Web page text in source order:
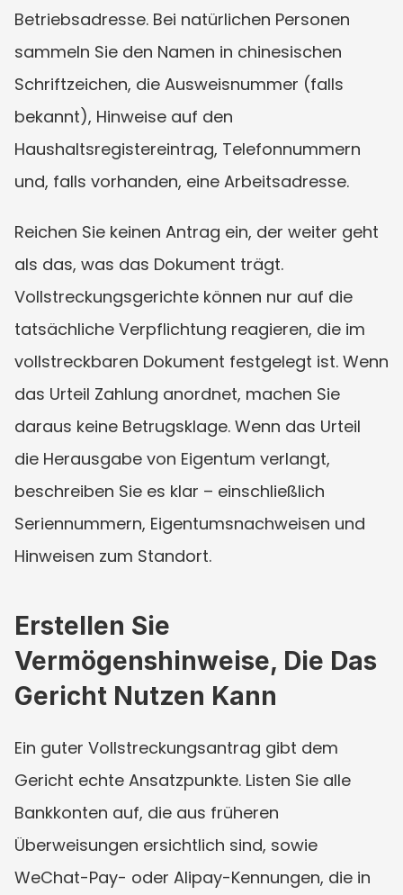
Betriebsadresse. Bei natürlichen Personen
sammeln Sie den Namen in chinesischen
Schriftzeichen, die Ausweisnummer (falls
bekannt), Hinweise auf den
Haushaltsregistereintrag, Telefonnummern
und, falls vorhanden, eine Arbeitsadresse.
Reichen Sie keinen Antrag ein, der weiter geht
als das, was das Dokument trägt.
Vollstreckungsgerichte können nur auf die
tatsächliche Verpflichtung reagieren, die im
vollstreckbaren Dokument festgelegt ist. Wenn
das Urteil Zahlung anordnet, machen Sie
daraus keine Betrugsklage. Wenn das Urteil
die Herausgabe von Eigentum verlangt,
beschreiben Sie es klar – einschließlich
Seriennummern, Eigentumsnachweisen und
Hinweisen zum Standort.
Erstellen Sie
Vermögenshinweise, Die Das
Gericht Nutzen Kann
Ein guter Vollstreckungsantrag gibt dem
Gericht echte Ansatzpunkte. Listen Sie alle
Bankkonten auf, die aus früheren
Überweisungen ersichtlich sind, sowie
WeChat-Pay- oder Alipay-Kennungen, die in